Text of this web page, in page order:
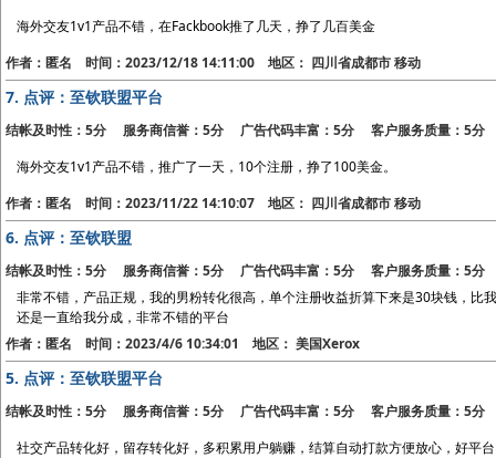
海外交友1v1产品不错，在Fackbook推了几天，挣了几百美金
作者：匿名 时间：2023/12/18 14:11:00 地区： 四川省成都市 移动
7. 点评：至钦联盟平台
结帐及时性：5分 服务商信誉：5分 广告代码丰富：5分 客户服务质量：5分
海外交友1v1产品不错，推广了一天，10个注册，挣了100美金。
作者：匿名 时间：2023/11/22 14:10:07 地区： 四川省成都市 移动
6. 点评：至钦联盟
结帐及时性：5分 服务商信誉：5分 广告代码丰富：5分 客户服务质量：5分
非常不错，产品正规，我的男粉转化很高，单个注册收益折算下来是30块钱，比
还是一直给我分成，非常不错的平台
作者：匿名 时间：2023/4/6 10:34:01 地区： 美国Xerox
5. 点评：至钦联盟平台
结帐及时性：5分 服务商信誉：5分 广告代码丰富：5分 客户服务质量：5分
社交产品转化好，留存转化好，多积累用户躺赚，结算自动打款方便放心，好平台